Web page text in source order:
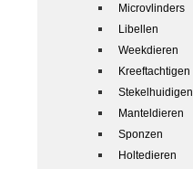
Microvlinders
Libellen
Weekdieren
Kreeftachtigen
Stekelhuidigen
Manteldieren
Sponzen
Holtedieren